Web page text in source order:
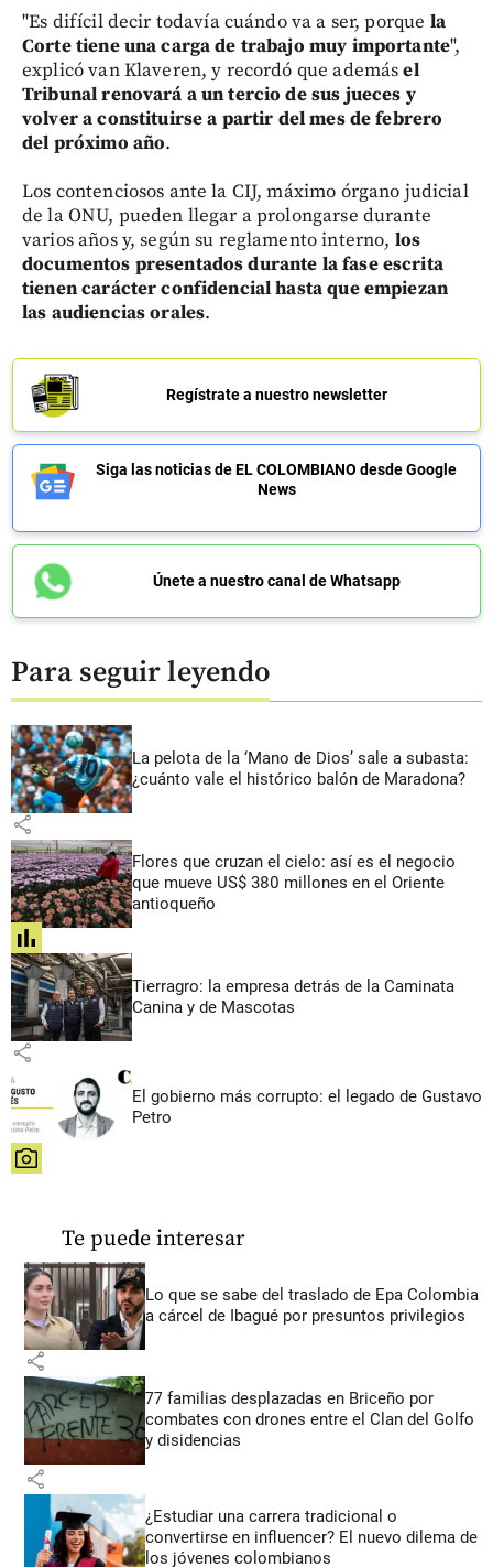
"Es difícil decir todavía cuándo va a ser, porque la
Corte tiene una carga de trabajo muy importante",
explicó van Klaveren, y recordó que ademásel
Tribunal renovará a un tercio de sus jueces y
volver a constituirse a partir del mes de febrero
del próximo año.
Los contenciosos ante la CIJ, máximo órgano judicial
de la ONU, pueden llegar a prolongarse durante
varios años y, según su reglamento interno, los
documentos presentados durante la fase escrita
tienen carácter confidencial hasta que empiezan
las audiencias orales.
Regístrate a nuestro newsletter
Siga las noticias de EL COLOMBIANO desde Google
News
Únete a nuestro canal de Whatsapp
Para seguir leyendo
La pelota de la ‘Mano de Dios’ sale a subasta:
¿cuánto vale el histórico balón de Maradona?
share
Flores que cruzan el cielo: así es el negocio
que mueve US$ 380 millones en el Oriente
antioqueño
share
Tierragro: la empresa detrás de la Caminata
Canina y de Mascotas
share
El gobierno más corrupto: el legado de Gustavo
Petro
share
Te puede interesar
Lo que se sabe del traslado de Epa Colombia
a cárcel de Ibagué por presuntos privilegios
share
77 familias desplazadas en Briceño por
combates con drones entre el Clan del Golfo
y disidencias
share
¿Estudiar una carrera tradicional o
convertirse en influencer? El nuevo dilema de
los jóvenes colombianos